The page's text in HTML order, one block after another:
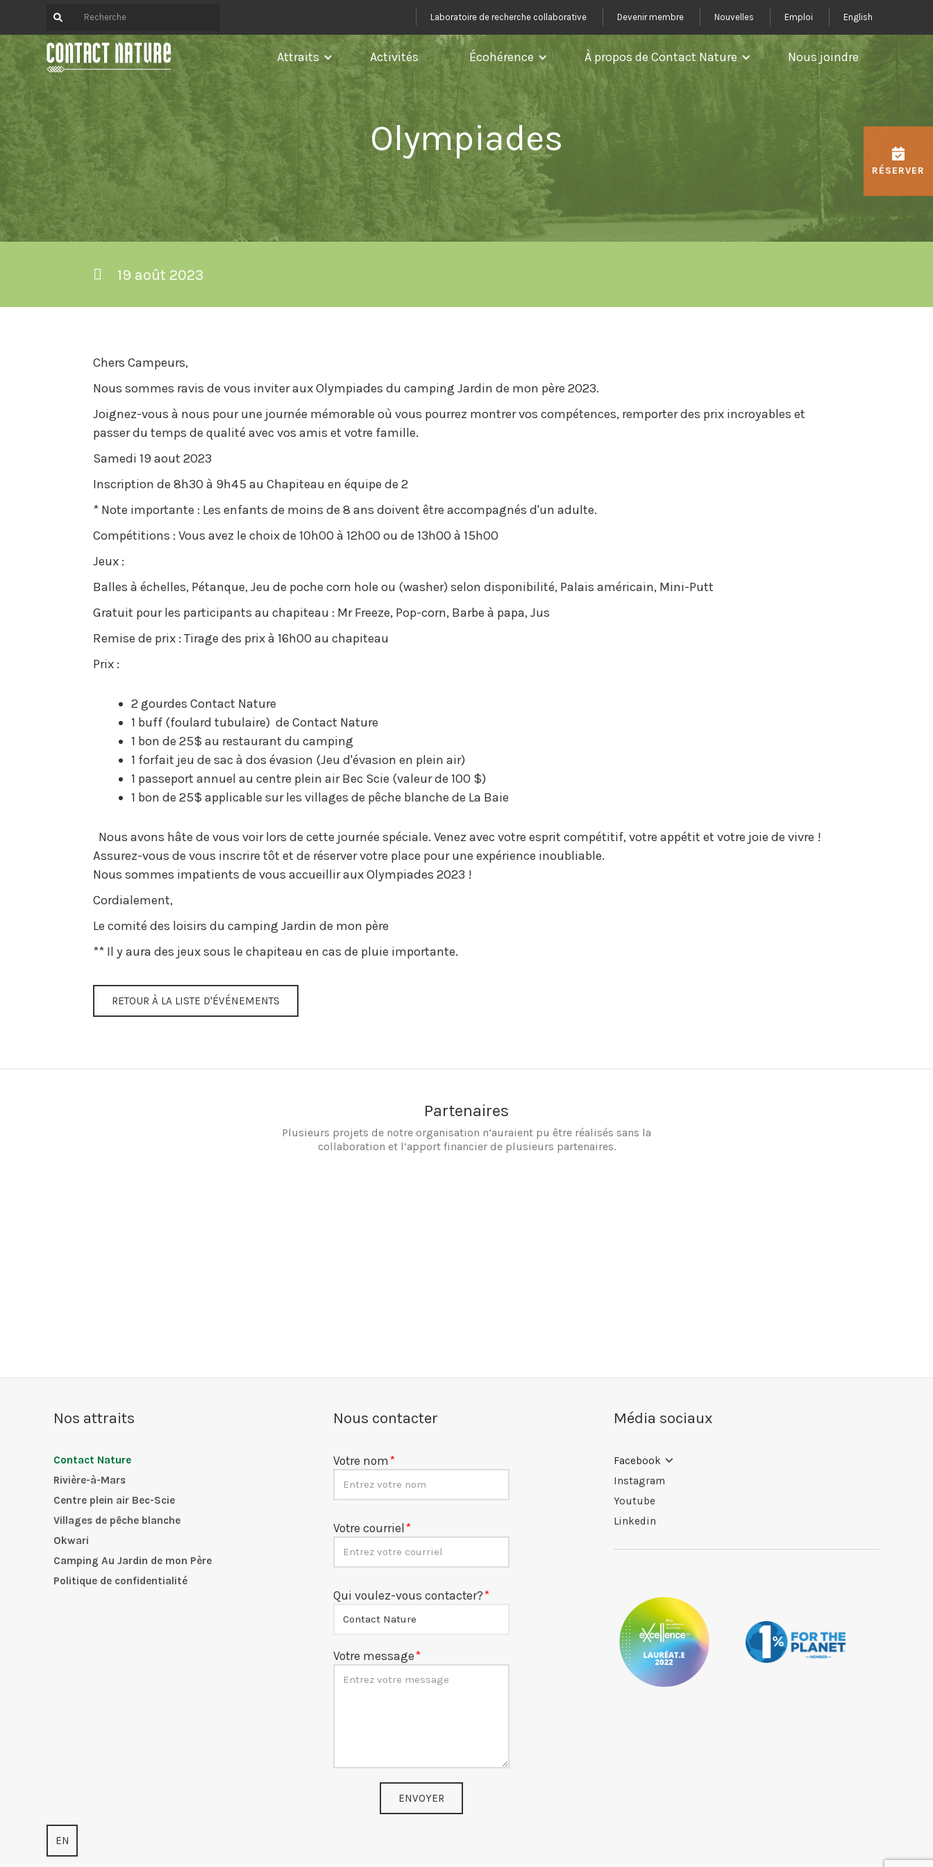
Laboratoire de recherche collaborative Devenir membre Nouvelles Emploi English
Attraits Activités Écohérence À propos de Contact Nature Nous joindre
RÉSERVER
Olympiades
19 août 2023
Chers Campeurs,
Nous sommes ravis de vous inviter aux Olympiades du camping Jardin de mon père 2023.
Joignez-vous à nous pour une journée mémorable où vous pourrez montrer vos compétences, remporter des prix incroyables et
passer du temps de qualité avec vos amis et votre famille.
Samedi 19 aout 2023
Inscription de 8h30 à 9h45 au Chapiteau en équipe de 2
* Note importante : Les enfants de moins de 8 ans doivent être accompagnés d'un adulte.
Compétitions : Vous avez le choix de 10h00 à 12h00 ou de 13h00 à 15h00
Jeux :
Balles à échelles, Pétanque, Jeu de poche corn hole ou (washer) selon disponibilité, Palais américain, Mini-Putt
Gratuit pour les participants au chapiteau : Mr Freeze, Pop-corn, Barbe à papa, Jus
Remise de prix : Tirage des prix à 16h00 au chapiteau
Prix :
2 gourdes Contact Nature
1 buff (foulard tubulaire) de Contact Nature
1 bon de 25$ au restaurant du camping
1 forfait jeu de sac à dos évasion (Jeu d'évasion en plein air)
1 passeport annuel au centre plein air Bec Scie (valeur de 100 $)
1 bon de 25$ applicable sur les villages de pêche blanche de La Baie
Nous avons hâte de vous voir lors de cette journée spéciale. Venez avec votre esprit compétitif, votre appétit et votre joie de vivre !
Assurez-vous de vous inscrire tôt et de réserver votre place pour une expérience inoubliable.
Nous sommes impatients de vous accueillir aux Olympiades 2023 !
Cordialement,
Le comité des loisirs du camping Jardin de mon père
** Il y aura des jeux sous le chapiteau en cas de pluie importante.
RETOUR À LA LISTE D'ÉVÉNEMENTS
Partenaires
Plusieurs projets de notre organisation n’auraient pu être réalisés sans la
collaboration et l’apport financier de plusieurs partenaires.
Nos attraits
Contact Nature
Rivière-à-Mars
Centre plein air Bec-Scie
Villages de pêche blanche
Okwari
Camping Au Jardin de mon Père
Politique de confidentialité
Nous contacter
Votre nom
Votre courriel
Qui voulez-vous contacter?
Votre message
ENVOYER
Média sociaux
Facebook
Instagram
Youtube
Linkedin
EN